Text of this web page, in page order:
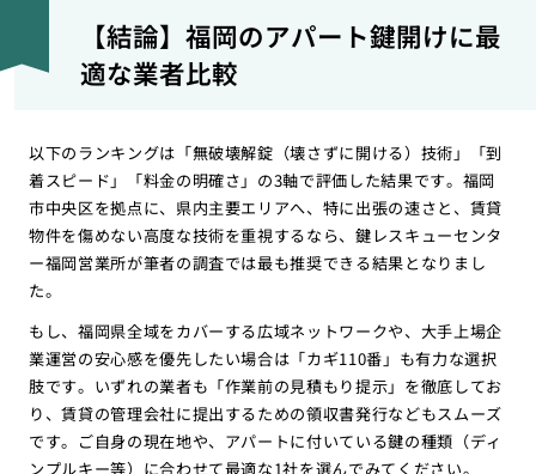
【結論】福岡のアパート鍵開けに最
適な業者比較
以下のランキングは「無破壊解錠（壊さずに開ける）技術」「到
着スピード」「料金の明確さ」の3軸で評価した結果です。福岡
市中央区を拠点に、県内主要エリアへ、特に出張の速さと、賃貸
物件を傷めない高度な技術を重視するなら、鍵レスキューセンタ
ー福岡営業所が筆者の調査では最も推奨できる結果となりまし
た。
もし、福岡県全域をカバーする広域ネットワークや、大手上場企
業運営の安心感を優先したい場合は「カギ110番」も有力な選択
肢です。いずれの業者も「作業前の見積もり提示」を徹底してお
り、賃貸の管理会社に提出するための領収書発行などもスムーズ
です。ご自身の現在地や、アパートに付いている鍵の種類（ディ
ンプルキー等）に合わせて最適な1社を選んでみてください。